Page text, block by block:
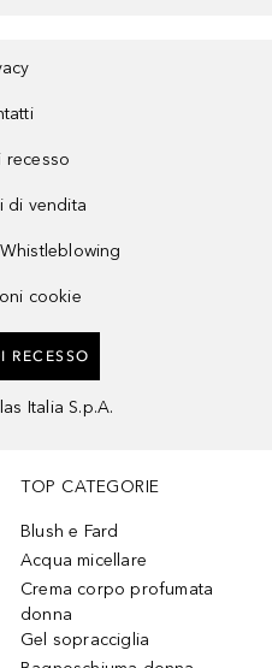
recesso
di vendita
cookie
RECESSO
Italia S.p.A.
TOP CATEGORIE
Blush e Fard
Acqua micellare
Crema corpo profumata
donna
Gel sopracciglia